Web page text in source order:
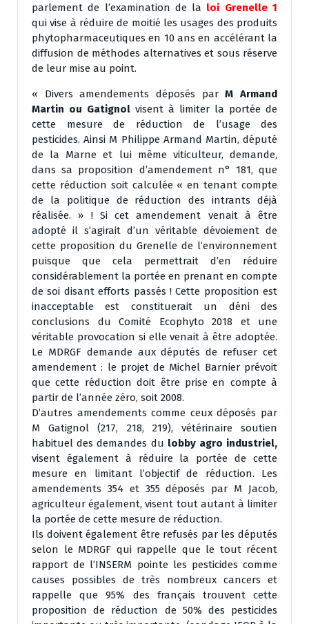
parlement de l’examination de la loi Grenelle 1
qui vise à réduire de moitié les usages des produits
phytopharmaceutiques en 10 ans en accélérant la
diffusion de méthodes alternatives et sous réserve
de leur mise au point.
« Divers amendements déposés parM Armand
Martin ou Gatignol visent à limiter la portée de
cette mesure de réduction de l’usage des
pesticides. Ainsi M Philippe Armand Martin, député
de la Marne et lui même viticulteur, demande,
dans sa proposition d’amendement n° 181, que
cette réduction soit calculée « en tenant compte
de la politique de réduction des intrants déjà
réalisée. » ! Si cet amendement venait à être
adopté il s’agirait d’un véritable dévoiement de
cette proposition du Grenelle de l’environnement
puisque que cela permettrait d’en réduire
considérablement la portée en prenant en compte
de soi disant efforts passés ! Cette proposition est
inacceptable est constituerait un déni des
conclusions du Comité Ecophyto 2018 et une
véritable provocation si elle venait à être adoptée.
Le MDRGF demande aux députés de refuser cet
amendement : le projet de Michel Barnier prévoit
que cette réduction doit être prise en compte à
partir de l’année zéro, soit 2008.
D’autres amendements comme ceux déposés par
M Gatignol (217, 218, 219), vétérinaire soutien
habituel des demandes du lobby agro industriel,
visent également à réduire la portée de cette
mesure en limitant l’objectif de réduction. Les
amendements 354 et 355 déposés par M Jacob,
agriculteur également, visent tout autant à limiter
la portée de cette mesure de réduction.
Ils doivent également être refusés par les députés
selon le MDRGF qui rappelle que le tout récent
rapport de l’INSERM pointe les pesticides comme
causes possibles de très nombreux cancers et
rappelle que 95% des français trouvent cette
proposition de réduction de 50% des pesticides